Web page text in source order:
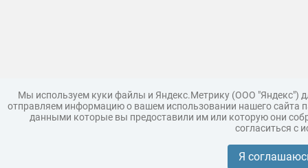
Поддержка
Царь 3D
Мы используем куки файлы и Яндекс.Метрику (ООО "Яндекс")
отправляем информацию о вашем использовании нашего сайта
данными которые вы предоставили им или которую они
согласиться с
Я